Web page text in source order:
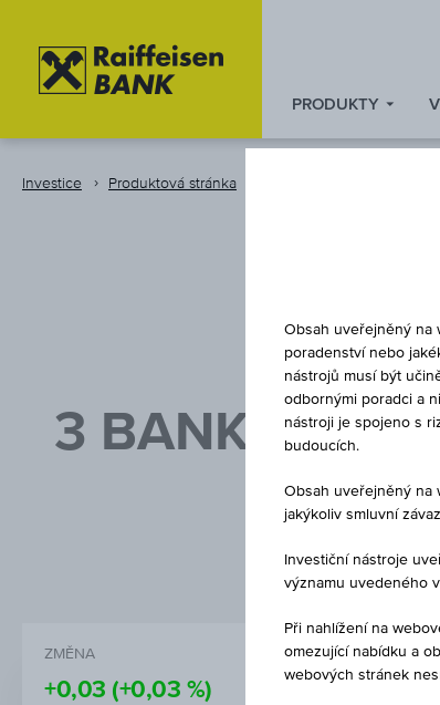
springen
Quicklinks
springen
PRODUKTY
Investice Produktová stránka
3 BANKEN
ZMĚNA
+0,03 (+0,03 %)
CENA
Obsah uveřejněný na
poradenství nebo
nástrojů musí být
odbornými poradci a
nástroji je spojeno s
budoucích.
Obsah uveřejněný na
jakýkoliv smluvní
Investiční nástroje
významu uvedeného
Při nahlížení na
omezující nabídku a
webových stránek